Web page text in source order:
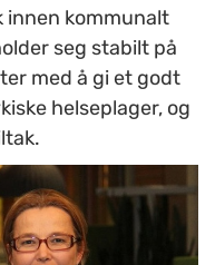
innen kommunalt
seg stabilt på
med å gi et godt
helseplager, og